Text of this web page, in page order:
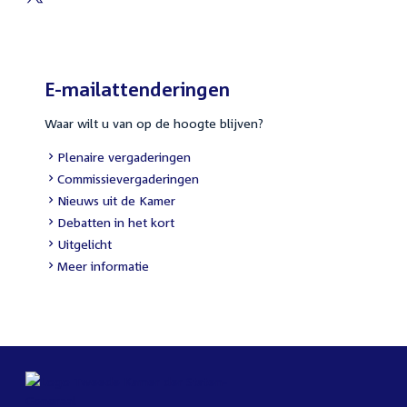
E-mailattenderingen
Waar wilt u van op de hoogte blijven?
Plenaire vergaderingen
Commissievergaderingen
Nieuws uit de Kamer
Debatten in het kort
Uitgelicht
Meer informatie